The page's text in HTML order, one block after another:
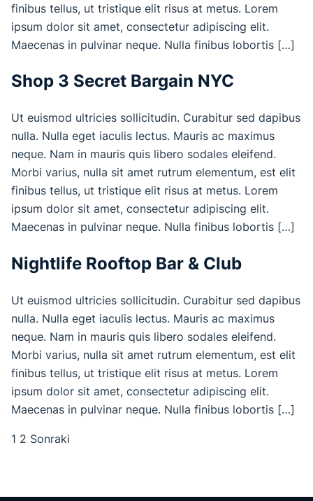
finibus tellus, ut tristique elit risus at metus. Lorem
ipsum dolor sit amet, consectetur adipiscing elit.
Maecenas in pulvinar neque. Nulla finibus lobortis […]
Shop 3 Secret Bargain NYC
Ut euismod ultricies sollicitudin. Curabitur sed dapibus
nulla. Nulla eget iaculis lectus. Mauris ac maximus
neque. Nam in mauris quis libero sodales eleifend.
Morbi varius, nulla sit amet rutrum elementum, est elit
finibus tellus, ut tristique elit risus at metus. Lorem
ipsum dolor sit amet, consectetur adipiscing elit.
Maecenas in pulvinar neque. Nulla finibus lobortis […]
Nightlife Rooftop Bar & Club
Ut euismod ultricies sollicitudin. Curabitur sed dapibus
nulla. Nulla eget iaculis lectus. Mauris ac maximus
neque. Nam in mauris quis libero sodales eleifend.
Morbi varius, nulla sit amet rutrum elementum, est elit
finibus tellus, ut tristique elit risus at metus. Lorem
ipsum dolor sit amet, consectetur adipiscing elit.
Maecenas in pulvinar neque. Nulla finibus lobortis […]
Yazı
1 2 Sonraki